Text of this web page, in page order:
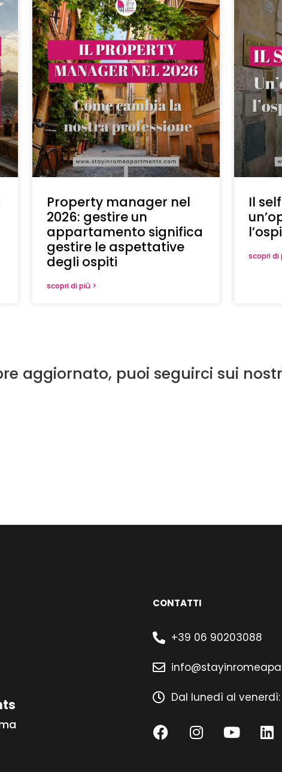
Property manager nel
2026: gestire un
appartamento significa
gestire le aspettative
degli ospiti
scopri di più >
Il
scopri di
aggiornato, puoi seguirci sui
CONTATTI
+39 06 90203088
Dal lunedì al venerdì: